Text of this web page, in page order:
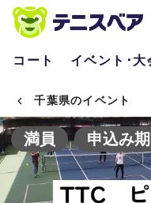
コート イベント･大
千葉県のイベント
満員 申込み